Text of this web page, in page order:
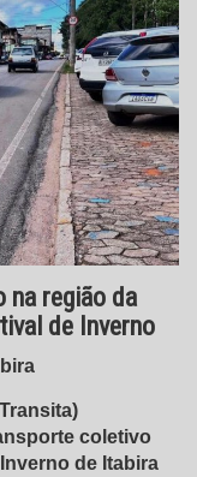
na região da
de Inverno
coletivo
de Itabira